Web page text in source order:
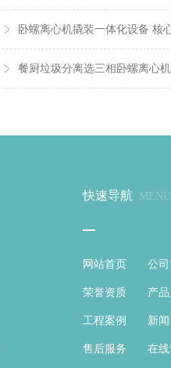
卧螺离心机撬装一体化设备 核
餐厨垃圾分离选三相卧螺离心
快速导航 MENU
网站首页 公
荣誉资质 产
工程案例 新
售后服务 在